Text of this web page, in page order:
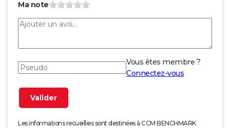
Ma note
Vous êtes membre ?
Connectez-vous
Les informations recueillies sont destinées à CCM BENCHMARK